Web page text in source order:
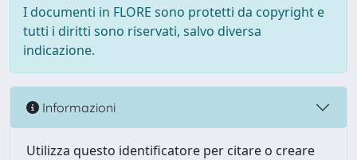
I documenti in FLORE sono protetti da copyright e
tutti i diritti sono riservati, salvo diversa
indicazione.
Informazioni
Utilizza questo identificatore per citare o creare